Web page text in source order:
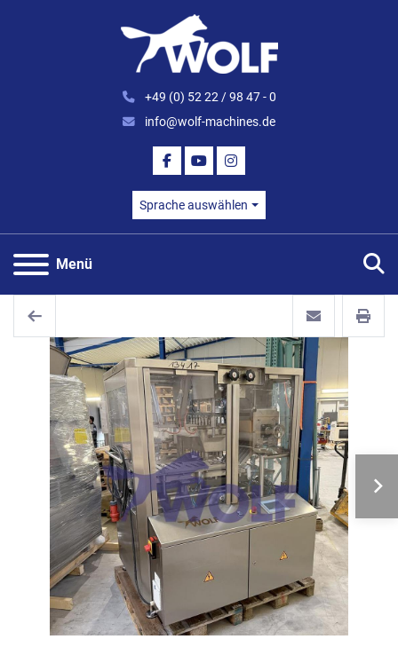
+49 (0) 52 22 / 98 47 - 0
info@wolf-machines.de
FACEBOOK
YOUTUBEINSTAGRAM
Sprache auswählen
Menü